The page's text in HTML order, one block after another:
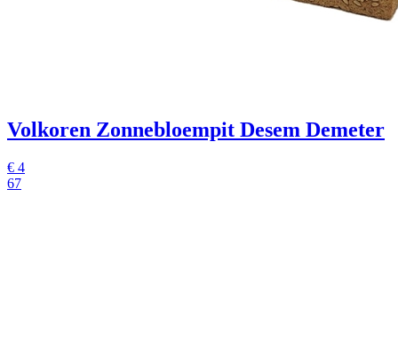
Volkoren Zonnebloempit Desem Demeter
€ 4
67